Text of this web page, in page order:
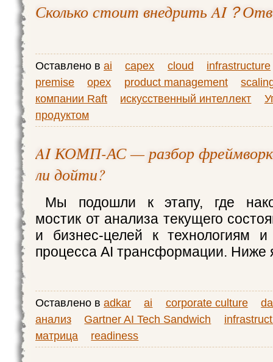
Сколько стоит внедрить AI？
Оставлено в ai capex cloud
infrastructure
premise
opex product management
компании Raft
искусственный интеллект
продуктом
AI КОМП-АС — разбор
ли дойти?
Мы подошли к этапу, где
мостик от анализа текущего
и бизнес-целей к технологиям
процесса AI трансформации.
Оставлено в adkar ai corporate culture
анализ
Gartner AI Tech Sandwich
матрица
readiness